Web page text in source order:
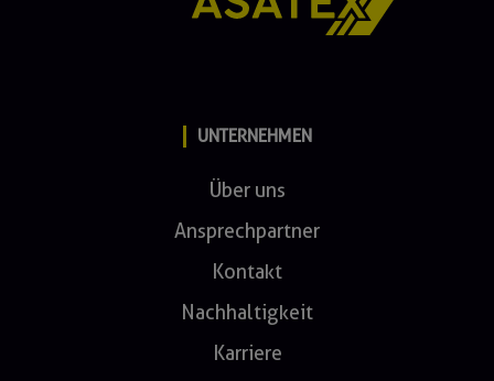
UNTERNEHMEN
Über uns
Ansprechpartner
Kontakt
Nachhaltigkeit
Karriere